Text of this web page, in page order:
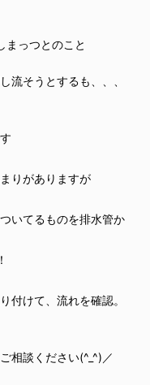
まっつとのこと
流そうとするも、、、
りがありますが
いてるものを排水管か
付けて、流れを確認。
相談ください(^_^)／